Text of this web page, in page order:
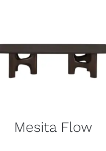
Mesita Flow